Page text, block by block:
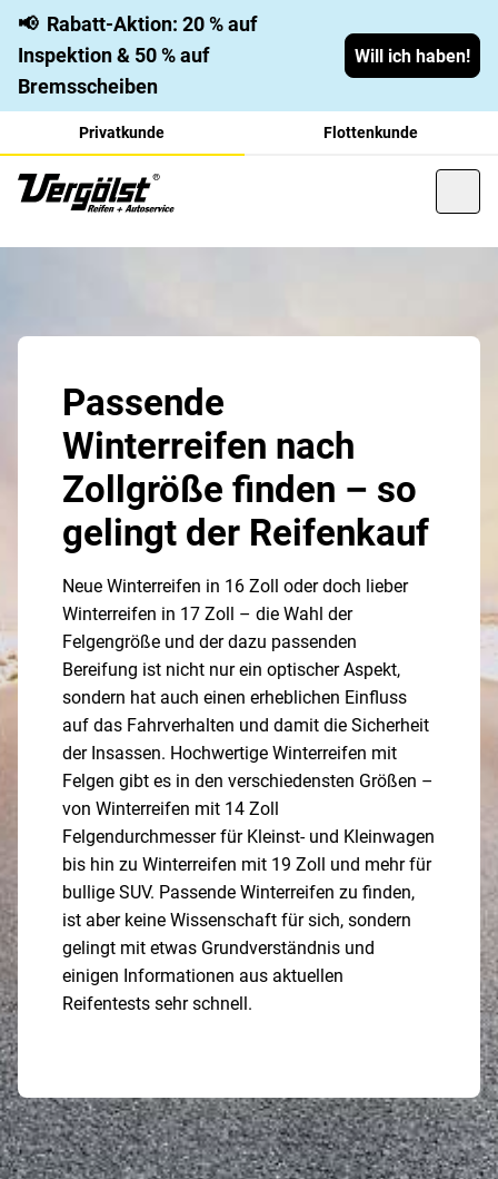
📢 Rabatt-Aktion: 20 % auf
Inspektion & 50 % auf
Bremsscheiben
Will ich haben!
Privatkunde Flottenkunde
Passende
Winterreifen nach
Zollgröße finden – so
gelingt der Reifenkauf
Neue Winterreifen in 16 Zoll oder doch lieber
Winterreifen in 17 Zoll – die Wahl der
Felgengröße und der dazu passenden
Bereifung ist nicht nur ein optischer Aspekt,
sondern hat auch einen erheblichen Einfluss
auf das Fahrverhalten und damit die Sicherheit
der Insassen. Hochwertige Winterreifen mit
Felgen gibt es in den verschiedensten Größen –
von Winterreifen mit 14 Zoll
Felgendurchmesser für Kleinst- und Kleinwagen
bis hin zu Winterreifen mit 19 Zoll und mehr für
bullige SUV. Passende Winterreifen zu finden,
ist aber keine Wissenschaft für sich, sondern
gelingt mit etwas Grundverständnis und
einigen Informationen aus aktuellen
Reifentests sehr schnell.